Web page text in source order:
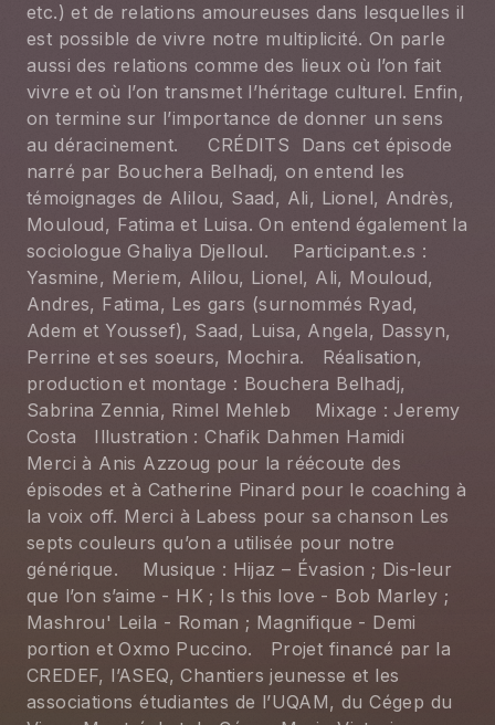
etc.) et de relations amoureuses dans lesquelles il
est possible de vivre notre multiplicité. On parle
aussi des relations comme des lieux où l’on fait
vivre et où l’on transmet l’héritage culturel. Enfin,
on termine sur l’importance de donner un sens
au déracinement. CRÉDITS Dans cet épisode
narré par Bouchera Belhadj, on entend les
témoignages de Alilou, Saad, Ali, Lionel, Andrès,
Mouloud, Fatima et Luisa. On entend également la
sociologue Ghaliya Djelloul. Participant.e.s :
Yasmine, Meriem, Alilou, Lionel, Ali, Mouloud,
Andres, Fatima, Les gars (surnommés Ryad,
Adem et Youssef), Saad, Luisa, Angela, Dassyn,
Perrine et ses soeurs, Mochira. Réalisation,
production et montage : Bouchera Belhadj,
Sabrina Zennia, Rimel Mehleb Mixage : Jeremy
Costa Illustration : Chafik Dahmen Hamidi
Merci à Anis Azzoug pour la réécoute des
épisodes et à Catherine Pinard pour le coaching à
la voix off. Merci à Labess pour sa chanson Les
septs couleurs qu’on a utilisée pour notre
générique. Musique : Hijaz – Évasion ; Dis-leur
que l’on s’aime - HK ; Is this love - Bob Marley ;
Mashrou' Leila - Roman ; Magnifique - Demi
portion et Oxmo Puccino. Projet financé par la
CREDEF, l’ASEQ, Chantiers jeunesse et les
associations étudiantes de l’UQAM, du Cégep du